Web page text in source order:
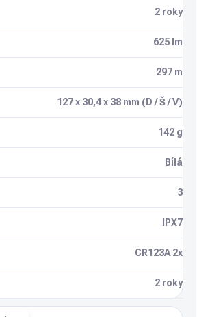
2 roky
625 lm
297 m
127 x 30,4 x 38 mm (D / Š / V)
142 g
Bílá
3
IPX7
CR123A 2x
2 roky